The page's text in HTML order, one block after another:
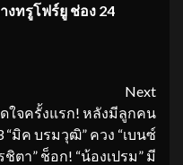
งทรูโฟร์ยู ช่อง 24
Next
ดใจครั้งแรก! หลังมีลูกคน
“มิค บรมวุฒิ” ควง “เบนซ์
ชิตา” ช็อก! “น้องเปรม” มี